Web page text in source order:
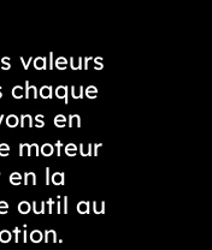
valeurs
chaque
en
moteur
la
outil au